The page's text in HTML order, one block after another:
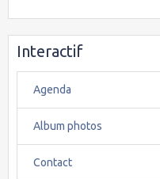
Interactif
Agenda
Album photos
Contact